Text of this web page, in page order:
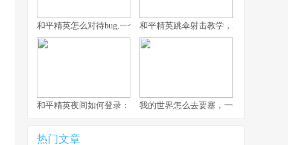
和平精英怎么对待bug,一个玩家眼中的修复哲学和平精英跳伞射击教学，从落地到主宰
和平精英夜间如何登录：夜幕下的战术入口与静谧战场副标题,探
我的世界怎么去要塞，一份老玩家的寻
热门文章